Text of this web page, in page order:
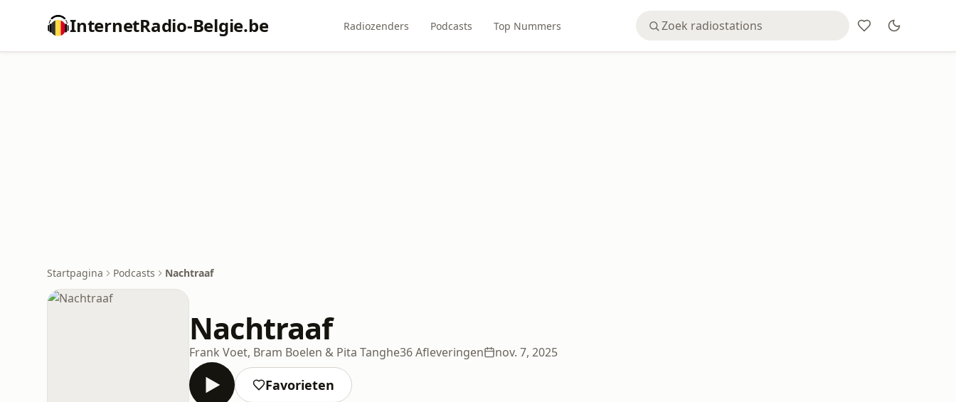
InternetRadio-Belgie.be Radiozenders Podcasts Top Nummers
Startpagina Podcasts Nachtraaf
Nachtraaf
Frank Voet, Bram Boelen & Pita Tanghe36 Afleveringen nov. 7, 2025
Favorieten